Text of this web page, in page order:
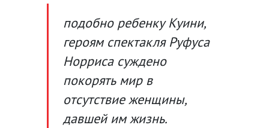
подобно ребенку Куини,
героям спектакля Руфуса
Норриса суждено
покорять мир в
отсутствие женщины,
давшей им жизнь.